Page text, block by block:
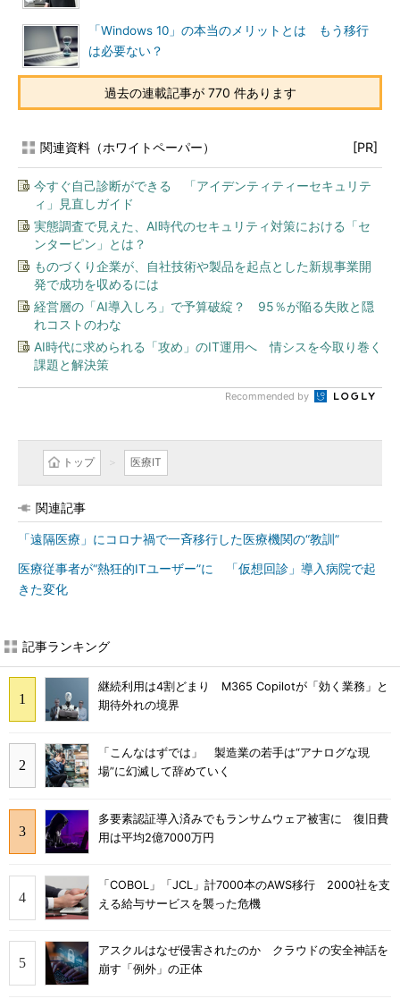
「Windows 10」の本当のメリットとは もう移行
は必要ない？
過去の連載記事が 770 件あります
関連資料（ホワイトペーパー） [PR]
今すぐ自己診断ができる 「アイデンティティーセキュリテ
ィ」見直しガイド
実態調査で見えた、AI時代のセキュリティ対策における「セ
ンターピン」とは？
ものづくり企業が、自社技術や製品を起点とした新規事業開
発で成功を収めるには
経営層の「AI導入しろ」で予算破綻？ 95％が陥る失敗と隠
れコストのわな
AI時代に求められる「攻め」のIT運用へ 情シスを今取り巻く
課題と解決策
Recommended by
トップ 医療IT
関連記事
「遠隔医療」にコロナ禍で一斉移行した医療機関の“教訓”
医療従事者が“熱狂的ITユーザー”に 「仮想回診」導入病院で起
きた変化
記事ランキング
継続利用は4割どまり M365 Copilotが「効く業務」と
期待外れの境界
「こんなはずでは」 製造業の若手は“アナログな現
場”に幻滅して辞めていく
多要素認証導入済みでもランサムウェア被害に 復旧費
用は平均2億7000万円
「COBOL」「JCL」計7000本のAWS移行 2000社を支
える給与サービスを襲った危機
アスクルはなぜ侵害されたのか クラウドの安全神話を
崩す「例外」の正体